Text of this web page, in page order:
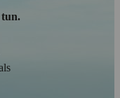
tun.